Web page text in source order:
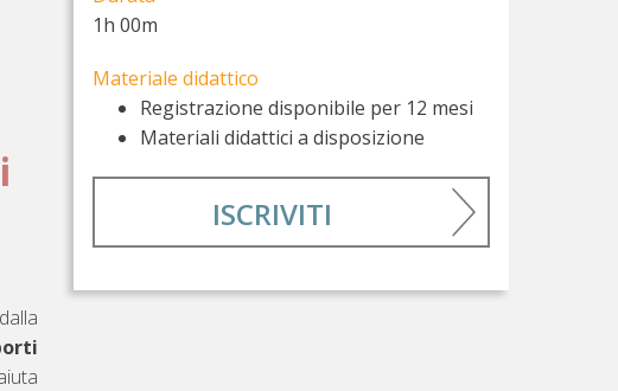
1h 00m
Materiale didattico
Registrazione disponibile per 12 mesi
Materiali didattici a disposizione
ISCRIVITI